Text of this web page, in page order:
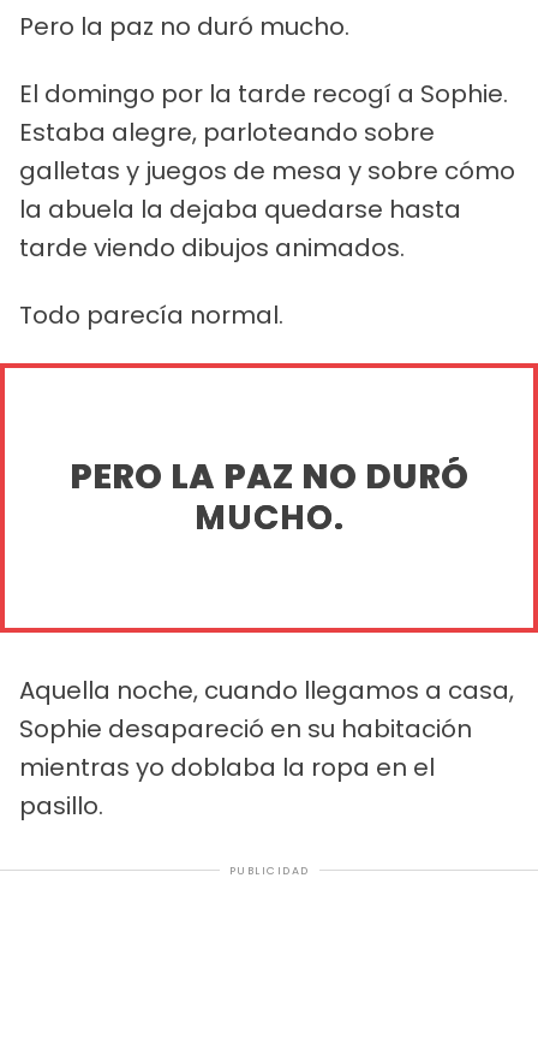
Pero la paz no duró mucho.
El domingo por la tarde recogí a Sophie.
Estaba alegre, parloteando sobre
galletas y juegos de mesa y sobre cómo
la abuela la dejaba quedarse hasta
tarde viendo dibujos animados.
Todo parecía normal.
PERO LA PAZ NO DURÓ
MUCHO.
Aquella noche, cuando llegamos a casa,
Sophie desapareció en su habitación
mientras yo doblaba la ropa en el
pasillo.
PUBLICIDAD